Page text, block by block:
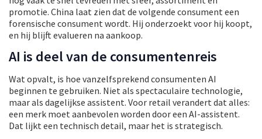
promotie. China laat zien dat de volgende consument een
forensische consument wordt. Hij onderzoekt voor hij koopt,
en hij blijft evalueren na aankoop.
AI is deel van de consumentenreis
Wat opvalt, is hoe vanzelfsprekend consumenten AI
beginnen te gebruiken. Niet als spectaculaire technologie,
maar als dagelijkse assistent. Voor retail verandert dat alles:
een merk moet aanbevolen worden door een AI-assistent.
Dat lijkt een technisch detail, maar het is strategisch.